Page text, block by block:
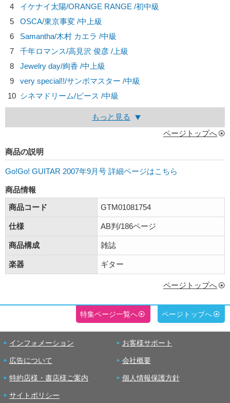
4
イケナイ太陽/ORANGE RANGE /初中級
5
OSCA/東京事変 /中上級
6
Samantha/木村 カエラ /中級
7
千年ロマンス/高見沢 俊彦 /上級
8
Jewelry day/絢香 /中上級
9
very special!!/サンボマスター /中級
10 シネマドリーム/ピース /中級
もっと見る
ページトップへ
商品の説明
Go!Go! GUITAR 2007年9月号 詳細ページはこちら
商品情報
商品コード
GTM01081754
仕様 AB判/186ページ
商品構成 雑誌
楽器 ギター
ページトップへ
特集ページ一覧へ ページトップへ
インフォメーション お客様サポート
広告について 会社概要
特約店様・書店様ご案内 個人情報保護方針
サイトポリシー